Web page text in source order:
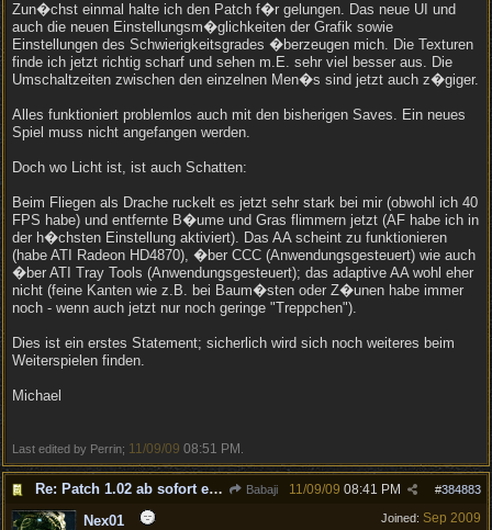
Zun�chst einmal halte ich den Patch f�r gelungen. Das neue UI und
auch die neuen Einstellungsm�glichkeiten der Grafik sowie
Einstellungen des Schwierigkeitsgrades �berzeugen mich. Die Texturen
finde ich jetzt richtig scharf und sehen m.E. sehr viel besser aus. Die
Umschaltzeiten zwischen den einzelnen Men�s sind jetzt auch z�giger.
Alles funktioniert problemlos auch mit den bisherigen Saves. Ein neues
Spiel muss nicht angefangen werden.
Doch wo Licht ist, ist auch Schatten:
Beim Fliegen als Drache ruckelt es jetzt sehr stark bei mir (obwohl ich 40
FPS habe) und entfernte B�ume und Gras flimmern jetzt (AF habe ich in
der h�chsten Einstellung aktiviert). Das AA scheint zu funktionieren
(habe ATI Radeon HD4870), �ber CCC (Anwendungsgesteuert) wie auch
�ber ATI Tray Tools (Anwendungsgesteuert); das adaptive AA wohl eher
nicht (feine Kanten wie z.B. bei Baum�sten oder Z�unen habe immer
noch - wenn auch jetzt nur noch geringe "Treppchen").
Dies ist ein erstes Statement; sicherlich wird sich noch weiteres beim
Weiterspielen finden.
Michael
Last edited by Perrin; 11/09/09 08:51 PM
Re: Patch 1.02 ab sofort erh�ltlich! Babaji #384883
11/09/09 08:41 PM
Joined: Sep 2009
Nex01